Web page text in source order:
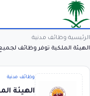
الرئيسية وظائف مدنية
الهيئة الملكية توفر وظائف لجميع
وظائف مدنية
الهيئة